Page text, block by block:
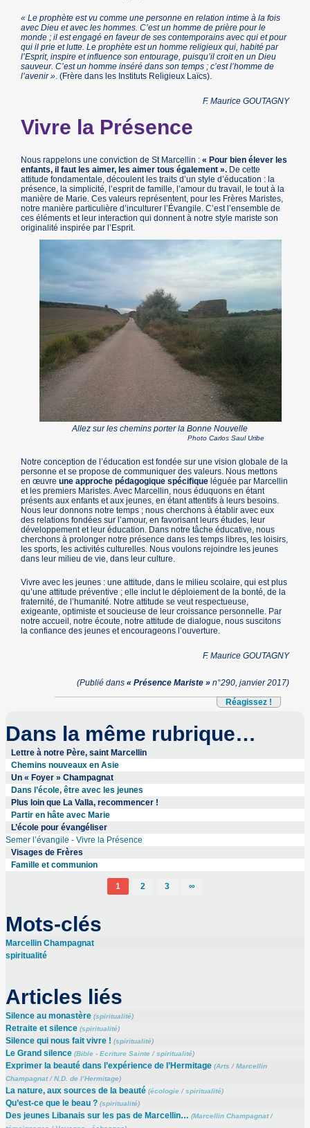
« Le prophète est vu comme une personne en relation intime à la fois
avec Dieu et avec les hommes. C’est un homme de prière pour le
monde ; il est engagé en faveur de ses contemporains avec qui et pour
qui il prie et lutte. Le prophète est un homme religieux qui, habité par
l’Esprit, inspire et influence son entourage, puisqu’il croit en un Dieu
sauveur. C’est un homme inséré dans son temps ; c’est l’homme de
l’avenir » . (Frère dans les Instituts Religieux Laïcs).
F. Maurice GOUTAGNY
Vivre la Présence
Nous rappelons une conviction de St Marcellin :« Pour bien élever les
enfants, il faut les aimer, les aimer tous également ». De cette
attitude fondamentale, découlent les traits d’un style d’éducation : la
présence, la simplicité, l’esprit de famille, l’amour du travail, le tout à la
manière de Marie. Ces valeurs représentent, pour les Frères Maristes,
notre manière particulière d’inculturer l’Évangile. C’est l’ensemble de
ces éléments et leur interaction qui donnent à notre style mariste son
originalité inspirée par l’Esprit.
Allez sur les chemins porter la Bonne Nouvelle
Photo Carlos Saul Uribe
Notre conception de l’éducation est fondée sur une vision globale de la
personne et se propose de communiquer des valeurs. Nous mettons
en œuvreune approche pédagogique spécifique léguée par Marcellin
et les premiers Maristes. Avec Marcellin, nous éduquons en étant
présents aux enfants et aux jeunes, en étant attentifs à leurs besoins.
Nous leur donnons notre temps ; nous cherchons à établir avec eux
des relations fondées sur l’amour, en favorisant leurs études, leur
développement et leur éducation. Dans notre tâche éducative, nous
cherchons à prolonger notre présence dans les temps libres, les loisirs,
les sports, les activités culturelles. Nous voulons rejoindre les jeunes
dans leur milieu de vie, dans leur culture.
Vivre avec les jeunes : une attitude, dans le milieu scolaire, qui est plus
qu’une attitude préventive ; elle inclut le déploiement de la bonté, de la
fraternité, de l’humanité. Notre attitude se veut respectueuse,
exigeante, optimiste et soucieuse de leur croissance personnelle. Par
notre accueil, notre écoute, notre attitude de dialogue, nous suscitons
la confiance des jeunes et encourageons l’ouverture.
F. Maurice GOUTAGNY
(Publié dans « Présence Mariste »n°290, janvier 2017)
Réagissez !
Dans la même rubrique…
Lettre à notre Père, saint Marcellin
Chemins nouveaux en Asie
Un « Foyer » Champagnat
Dans l’école, être avec les jeunes
Plus loin que La Valla, recommencer !
Partir en hâte avec Marie
L’école pour évangéliser
Semer l’évangile - Vivre la Présence
Visages de Frères
Famille et communion
1 2 3 ∞
Mots-clés
Marcellin Champagnat
spiritualité
Articles liés
Silence au monastère (spiritualité)
Retraite et silence (spiritualité)
Silence qui nous fait vivre ! (spiritualité)
Le Grand silence (Bible - Ecriture Sainte/spiritualité)
Exprimer la beauté dans l’expérience de l’Hermitage (Arts /Marcellin
Champagnat/N.D. de l’Hermitage)
La nature, aux sources de la beauté (écologie/spiritualité)
Qu’est-ce que le beau ? (spiritualité)
Des jeunes Libanais sur les pas de Marcellin… (Marcellin Champagnat/